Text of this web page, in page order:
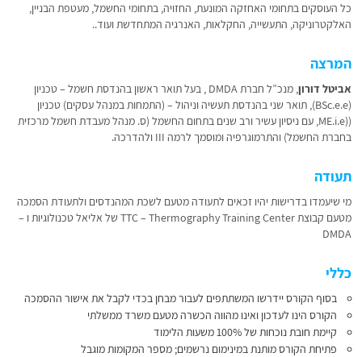
כל העוסקים בתחומי האחזקה המונעת, החזויה, בתחומי החשמל, מעטפת הבניין,
האלקטרוניקה, התעשייה, החקלאות, האנרגיה המתחדשת ועוד..
המרצה
אביטל דורון
, מנכ”ל חברת DMDA , בעל תואר ראשון בהנדסת חשמל – טכניון
(BSc.e.e), תואר שני בהנדסת תעשיה וניהול – (התמחות במנהל עסקים) טכניון
((ME.i.e, עם ניסיון עשיר ורב שנים בתחום החשמל (ס. מנהל מעבדת חשמל מרכזית
בחברת החשמל) והתרמוגרפיה ומוסמך לרמה III ולהדרכה.
תעודה
מי שיעמדו בדרישות יהיו זכאים לתעודה מטעם לשכת המהנדסים ולתעודת הסמכה
מטעם קבוצת TTC – Thermography Training Center של אליאל טכנולוגיות ו –
DMDA
כללי
בסוף הקורס יידרשו המשתתפים לעבור מבחן בכדי לקבל את אישור ההסמכה
הקורס הינו לעדכון ואינו מהווה הכשרה מטעם משרד ממשלתי
קיימת חובת נוכחות של 100% משעות הלימוד
פתיחת הקורס מותנת במינימום נרשמים; מספר המקומות מוגבל